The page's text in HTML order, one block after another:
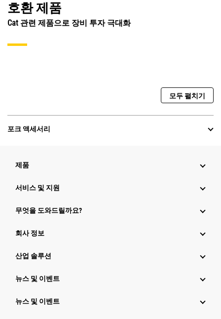
호환 제품
Cat 관련 제품으로 장비 투자 극대화
모두 펼치기
포크 액세서리
제품
서비스 및 지원
무엇을 도와드릴까요?
회사 정보
산업 솔루션
뉴스 및 이벤트
뉴스 및 이벤트